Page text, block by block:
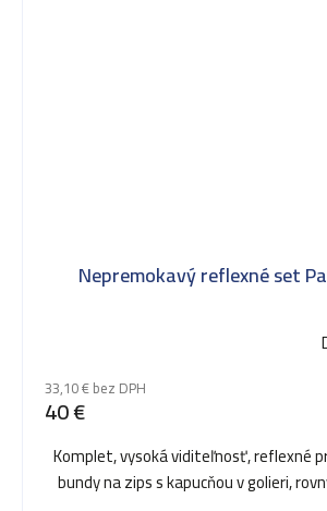
Nepremokavý reflexné set
33,10 € bez DPH
40 €
Komplet, vysoká viditeľnosť, reflexné
bundy na zips s kapucňou v golieri,